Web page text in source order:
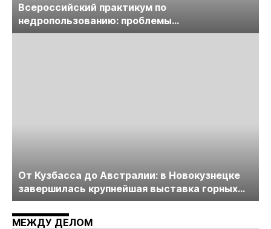
Всероссийский практикум по
недропользованию: проблемы
лицензирования, цифровизации, экспертизы
От Кузбасса до Австралии: в Новокузнецке
завершилась крупнейшая выставка горных
технологий «Недра России. Уголь России и
Майнинг»
МЕЖДУ ДЕЛОМ